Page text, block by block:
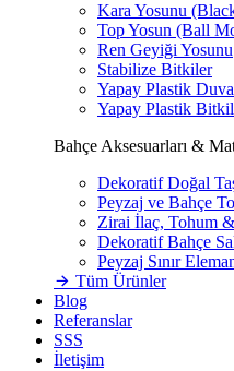
Kara Yosunu
Top Yosun (Ball
Ren Geyiği Yosunu
Stabilize Bitkiler
Yapay Plastik
Yapay Plastik
Bahçe Aksesuarları &
Dekoratif Doğal
Peyzaj ve Bahçe
Zirai İlaç, Tohum
Dekoratif Bahçe
Peyzaj Sınır
Tüm Ürünler
Blog
Referanslar
SSS
İletişim